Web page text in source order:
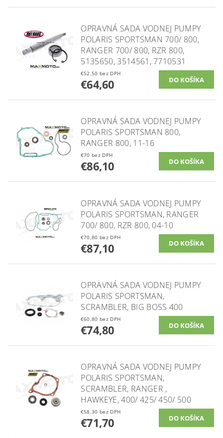
OPRAVNÁ SADA VODNEJ PUMPY
POLARIS SPORTSMAN 700/ 800,
RANGER 700/ 800, RZR 800,
5135650, 3514561, 7710531
€52,50 bez DPH
€64,60
OPRAVNÁ SADA VODNEJ PUMPY
POLARIS SPORTSMAN 800,
RANGER 800, 11-16
€70 bez DPH
€86,10
OPRAVNÁ SADA VODNEJ PUMPY
POLARIS SPORTSMAN, RANGER
700/ 800, RZR 800, 04-10
€70,80 bez DPH
€87,10
OPRAVNÁ SADA VODNEJ PUMPY
POLARIS SPORTSMAN,
SCRAMBLER, BIG BOSS 400
€60,80 bez DPH
€74,80
OPRAVNÁ SADA VODNEJ PUMPY
POLARIS SPORTSMAN,
SCRAMBLER, RANGER ,
HAWKEYE, 400/ 425/ 450/ 500
€58,30 bez DPH
€71,70